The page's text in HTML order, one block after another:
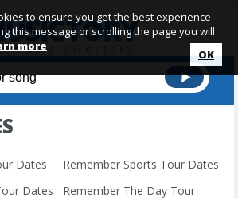
Dates
Remember Sports Tour Dates
Dates
Remember The Day Tour
to ensure you get the best experience
this message or scrolling the page you will
more
OK